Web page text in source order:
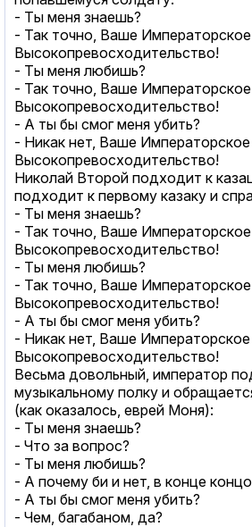
- Ты меня знаешь?
- Так точно, Ваше Императорское
Высокопревосходительство!
- Ты меня любишь?
- Так точно, Ваше Императорское
Высокопревосходительство!
- А ты бы смог меня убить?
- Никак нет, Ваше Императорское
Высокопревосходительство!
Николай Второй подходит к
подходит к первому казаку и
- Ты меня знаешь?
- Так точно, Ваше Императорское
Высокопревосходительство!
- Ты меня любишь?
- Так точно, Ваше Императорское
Высокопревосходительство!
- А ты бы смог меня убить?
- Никак нет, Ваше Императорское
Высокопревосходительство!
Весьма довольный, император
музыкальному полку и
(как оказалось, еврей Моня):
- Ты меня знаешь?
- Что за вопрос?
- Ты меня любишь?
- А почему би и нет, в конце
- А ты бы смог меня убить?
- Чем, багабаном, да?